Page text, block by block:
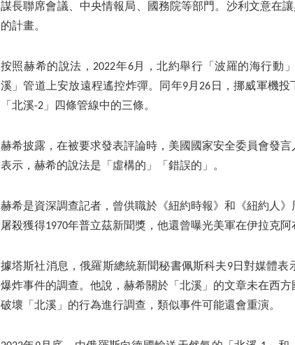
謀長聯席會議、中央情報局、國務院等部門。沙利文意在
的計畫。
按照赫希的說法，2022年6月，北約舉行「波羅的海行動
溪」管道上安放遠程遙控炸彈。同年9月26日，挪威軍機
「北溪-2」四條管線中的三條。
赫希披露，在被要求發表評論時，美國國家安全委員會發
表示，赫希的說法是「虛構的」「錯誤的」。
赫希是資深調查記者，曾供職於《紐約時報》和《紐約人
屠殺獲得1970年普立茲新聞獎，他還曾曝光美軍在伊拉克阿
據塔斯社消息，俄羅斯總統新聞秘書佩斯科夫9日對媒體
爆炸事件的調查。他說，赫希關於「北溪」的文章未在西
破壞「北溪」的行為進行調查，類似事件可能還會重演。